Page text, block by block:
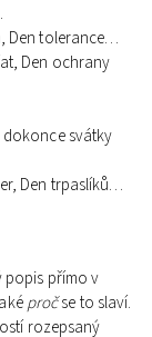
Den tolerance…
Den ochrany
dokonce svátky
Den trpaslíků…
popis přímo v
pročse to slaví.
rozepsaný